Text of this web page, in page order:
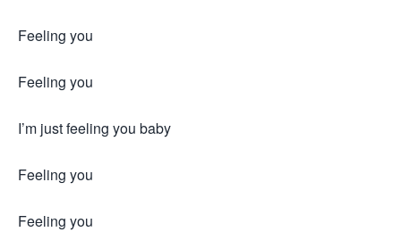
Feeling you
Feeling you
I’m just feeling you baby
Feeling you
Feeling you